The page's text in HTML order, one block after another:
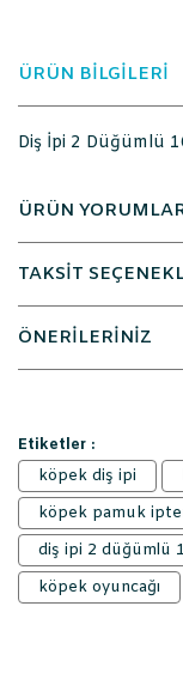
ÜRÜN BİLGİLERİ
Diş İpi 2 Düğümlü
ÜRÜN
TAKSİT
ÖNERİLERİNİZ
Etiketler :
köpek diş ipi
köpek pamuk
diş ipi 2 düğümlü
köpek oyuncağı